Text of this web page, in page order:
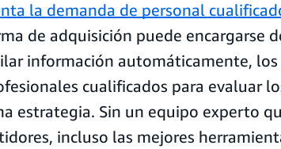
la demanda de personal
de adquisición puede encargarse
información automáticamente, los
cualificados para evaluar
estrategia. Sin un equipo experto
incluso las mejores